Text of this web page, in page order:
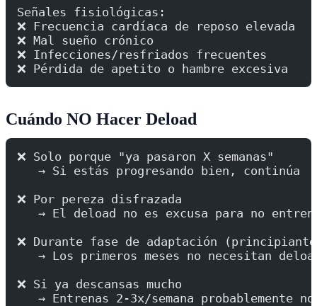
Señales fisiológicas:
❌ Frecuencia cardíaca de reposo elevada
❌ Mal sueño crónico
❌ Infecciones/resfriados frecuentes
❌ Pérdida de apetito o hambre excesiva
Cuándo NO Hacer Deload
❌ Solo porque "ya pasaron X semanas"
   → Si estás progresando bien, continúa
❌ Por pereza disfrazada
→ El deload no es excusa para no
❌ Durante fase de adaptación
→ Los primeros meses no necesitan
❌ Si ya descansas mucho
→ Entrenas 2-3x/semana probablemente